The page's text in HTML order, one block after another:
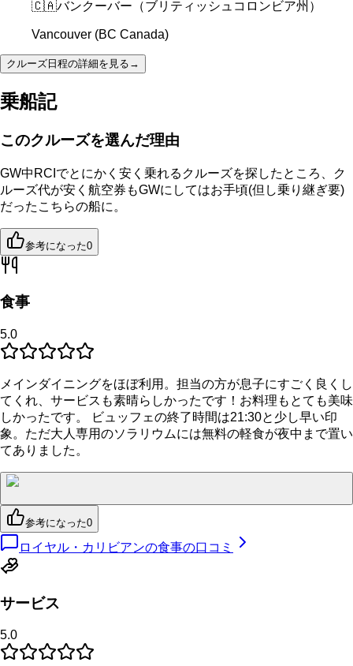
🇨🇦バンクーバー（ブリティッシュコロンビア州）
Vancouver (BC Canada)
クルーズ日程の詳細を見る →
乗船記
このクルーズを選んだ理由
GW中RCIでとにかく安く乗れるクルーズを探したところ、ク
ルーズ代が安く航空券もGWにしてはお手頃(但し乗り継ぎ要)
だったこちらの船に。
参考になった0
食事
5.0
メインダイニングをほぼ利用。担当の方が息子にすごく良くし
てくれ、サービスも素晴らしかったです！お料理もとても美味
しかったです。 ビュッフェの終了時間は21:30と少し早い印
象。ただ大人専用のソラリウムには無料の軽食が夜中まで置い
てありました。
参考になった0
ロイヤル・カリビアンの食事の口コミ
サービス
5.0